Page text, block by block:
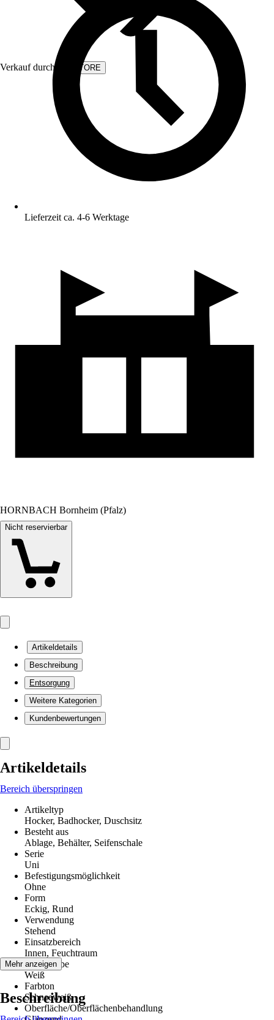
Verkauf durch: KVSTORE
Lieferzeit ca. 4-6 Werktage
HORNBACH Bornheim (Pfalz)
Nicht reservierbar
Artikeldetails
Beschreibung
Entsorgung
Weitere Kategorien
Kundenbewertungen
Artikeldetails
Bereich überspringen
Artikeltyp
Hocker, Badhocker, Duschsitz
Besteht aus
Ablage, Behälter, Seifenschale
Serie
Uni
Befestigungsmöglichkeit
Ohne
Form
Eckig, Rund
Verwendung
Stehend
Einsatzbereich
Innen, Feuchtraum
Grundfarbe
Weiß
Farbton
Schneeweiß
Oberfläche/Oberflächenbehandlung
Mehr anzeigen
Beschreibung